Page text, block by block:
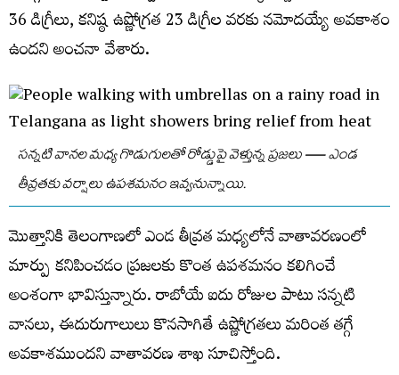
36 డిగ్రీలు, కనిష్ఠ ఉష్ణోగ్రత 23 డిగ్రీల వరకు నమోదయ్యే అవకాశం
ఉందని అంచనా వేశారు.
సన్నటి వానల మధ్య గొడుగులతో రోడ్డుపై వెళ్తున్న ప్రజలు — ఎండ
తీవ్రతకు వర్షాలు ఉపశమనం ఇవ్వనున్నాయి.
మొత్తానికి తెలంగాణలో ఎండ తీవ్రత మధ్యలోనే వాతావరణంలో
మార్పు కనిపించడం ప్రజలకు కొంత ఉపశమనం కలిగించే
అంశంగా భావిస్తున్నారు. రాబోయే ఐదు రోజుల పాటు సన్నటి
వానలు, ఈదురుగాలులు కొనసాగితే ఉష్ణోగ్రతలు మరింత తగ్గే
అవకాశముందని వాతావరణ శాఖ సూచిస్తోంది.